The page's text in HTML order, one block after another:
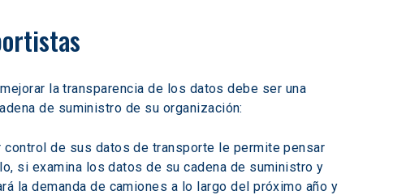
la transparencia de los datos debe ser una
de suministro de su organización:
control de sus datos de transporte le permite pensar
si examina los datos de su cadena de suministro y
la demanda de camiones a lo largo del próximo año y